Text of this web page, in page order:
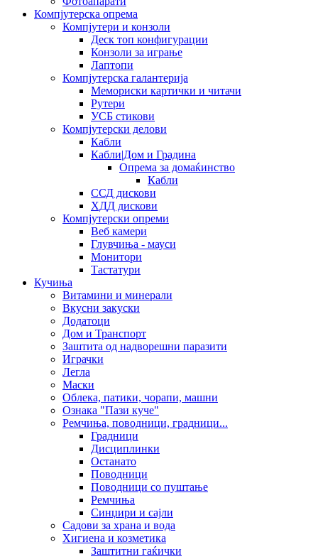
Компјутерска опрема
Компјутери и конзоли
Деск топ конфигурации
Конзоли за играње
Лаптопи
Компјутерска галантерија
Мемориски картички и читачи
Рутери
УСБ стикови
Компјутерски делови
Кабли
Кабли|Дом и Градина
Опрема за домаќинство
Кабли
ССД дискови
ХДД дискови
Компјутерски опреми
Веб камери
Глувчиња - мауси
Монитори
Тастатури
Кучиња
Витамини и минерали
Вкусни закуски
Додатоци
Дом и Транспорт
Заштита од надворешни паразити
Играчки
Легла
Маски
Облека, патики, чорапи, машни
Ознака "Пази куче"
Ремчиња, поводници, градници...
Градници
Дисциплинки
Останато
Поводници
Поводници со пуштање
Ремчиња
Синџири и сајли
Садови за храна и вода
Хигиена и козметика
Заштитни гаќички